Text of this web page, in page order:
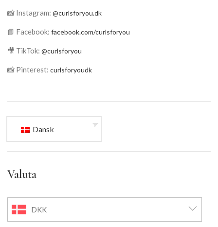
📸 Instagram: @curlsforyou.dk
📘 Facebook: facebook.com/curlsforyou
🎥 TikTok: @curlsforyou
📸 Pinterest: curlsforyoudk
Dansk
Valuta
DKK